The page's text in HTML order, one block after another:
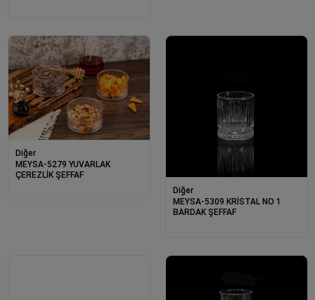
Diğer
MEYSA-5279 YUVARLAK
ÇEREZLİK ŞEFFAF
Diğer
MEYSA-5309 KRİSTAL NO 1
BARDAK ŞEFFAF